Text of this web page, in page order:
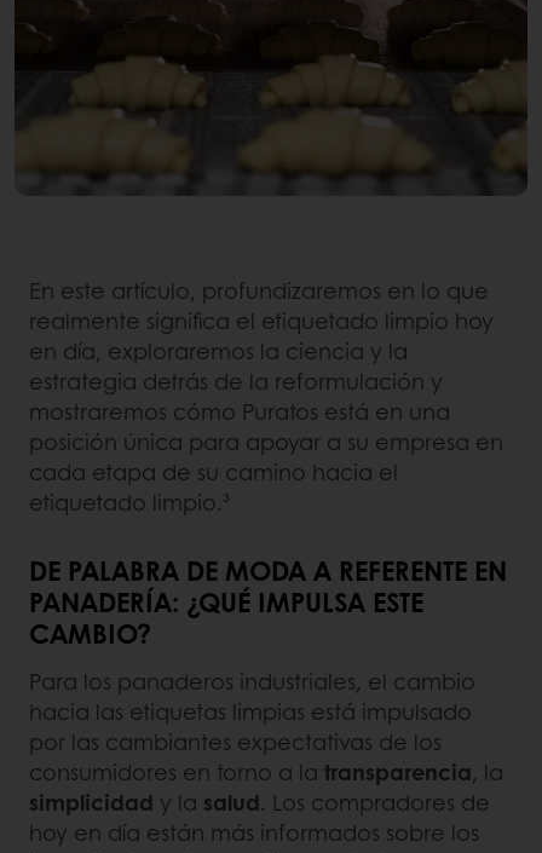
En este artículo, profundizaremos en lo que
realmente significa el etiquetado limpio hoy
en día, exploraremos la ciencia y la
estrategia detrás de la reformulación y
mostraremos cómo Puratos está en una
posición única para apoyar a su empresa en
cada etapa de su camino hacia el
etiquetado limpio.³
DE PALABRA DE MODA A REFERENTE EN
PANADERÍA: ¿QUÉ IMPULSA ESTE
CAMBIO?
Para los panaderos industriales, el cambio
hacia las etiquetas limpias está impulsado
por las cambiantes expectativas de los
consumidores en torno a la transparencia, la
simplicidad y la salud. Los compradores de
hoy en día están más informados sobre los